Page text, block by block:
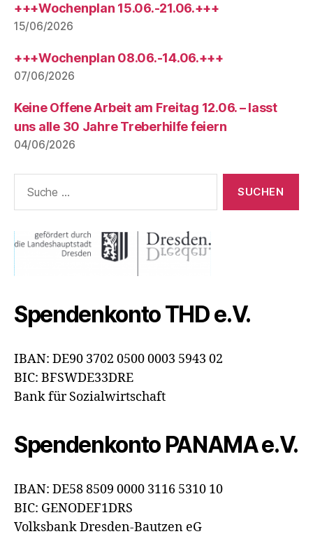
+++Wochenplan 15.06.-21.06.+++
15/06/2026
+++Wochenplan 08.06.-14.06.+++
07/06/2026
Keine Offene Arbeit am Freitag 12.06. – lasst
uns alle 30 Jahre Treberhilfe feiern
04/06/2026
nach:
Spendenkonto THD e.V.
IBAN: DE90 3702 0500 0003 5943 02
BIC: BFSWDE33DRE
Bank für Sozialwirtschaft
Spendenkonto PANAMA e.V.
IBAN: DE58 8509 0000 3116 5310 10
BIC: GENODEF1DRS
Volksbank Dresden-Bautzen eG